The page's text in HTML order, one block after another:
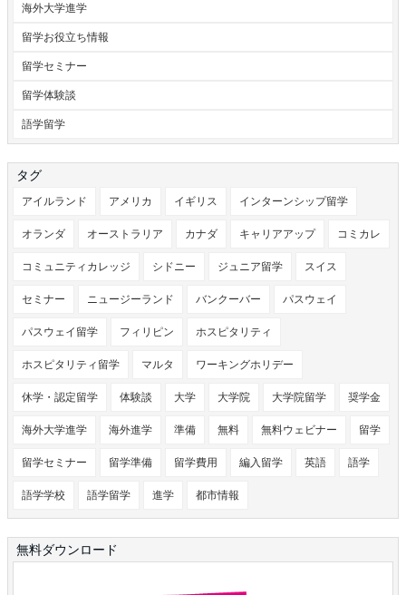
海外大学進学
留学お役立ち情報
留学セミナー
留学体験談
語学留学
タグ
アイルランド アメリカ イギリス インターンシップ留学
オランダ オーストラリア カナダ キャリアアップ コミカレ
コミュニティカレッジ シドニー ジュニア留学 スイス
セミナー ニュージーランド バンクーバー パスウェイ
パスウェイ留学 フィリピン ホスピタリティ
ホスピタリティ留学 マルタ ワーキングホリデー
休学・認定留学 体験談 大学 大学院 大学院留学 奨学金
海外大学進学 海外進学 準備 無料 無料ウェビナー 留学
留学セミナー 留学準備 留学費用 編入留学 英語 語学
語学学校 語学留学 進学 都市情報
無料ダウンロード